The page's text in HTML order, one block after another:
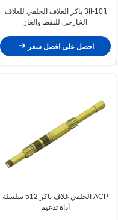
3ft-10ft باكر الغلاف الحلقي للغلاف
الخارجي للنفط والغاز
احصل على افضل سعر
ACP الحلقي غلاف باكر 512 سلسلة
أداة تدعيم